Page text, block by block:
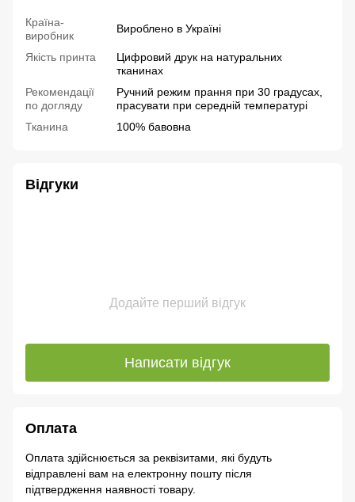
Країна-
виробник
Вироблено в Україні
Якість принта
Цифровий друк на натуральних
тканинах
Рекомендації
по догляду
Ручний режим прання при 30 градусах,
прасувати при середній температурі
Тканина
100% бавовна
Відгуки
Додайте перший відгук
Написати відгук
Оплата
Оплата здійснюється за реквізитами, які будуть
відправлені вам на електронну пошту після
підтвердження наявності товару.